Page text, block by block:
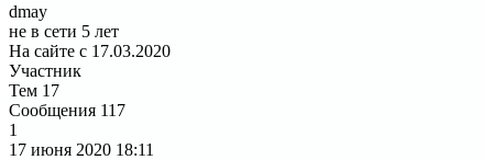
dmay
не в сети 5 лет
На сайте с 17.03.2020
Участник
Тем 17
Сообщения 117
1
17 июня 2020 18:11